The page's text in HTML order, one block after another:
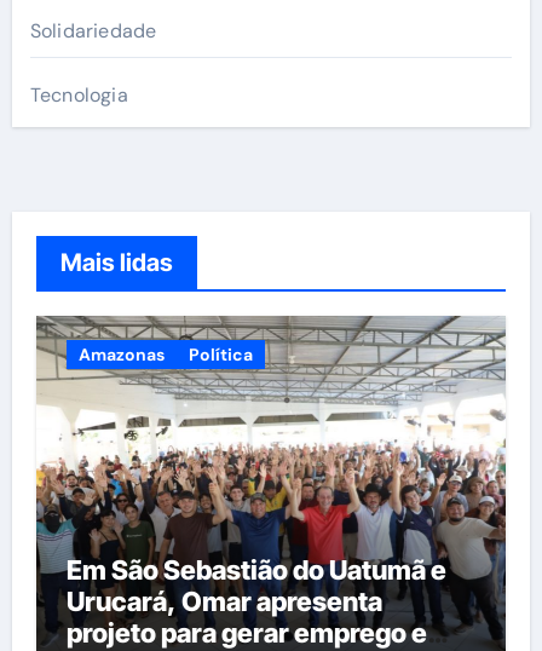
Solidariedade
Tecnologia
Mais lidas
Amazonas Política
Em São Sebastião do Uatumã e
Urucará, Omar apresenta
projeto para gerar emprego e